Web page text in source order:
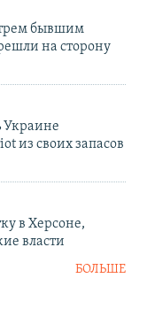
бывшим
на сторону
Украине
из своих запасов
в Херсоне,
власти
БОЛЬШЕ